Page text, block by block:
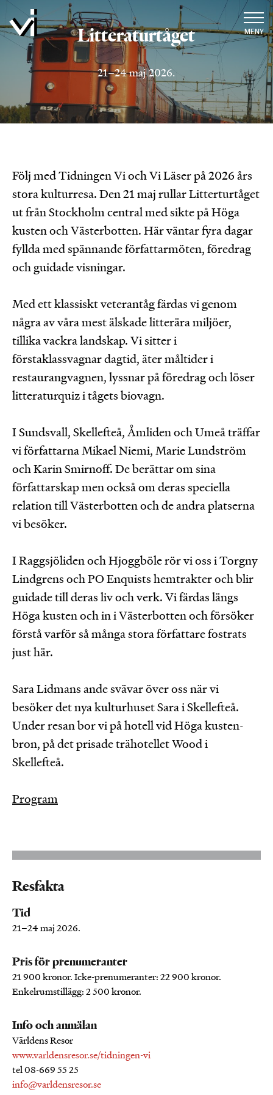
MENY
Litteraturtåget
21–24 maj 2026.
Följ med Tidningen Vi och Vi Läser på 2026 års
stora kulturresa. Den 21 maj rullar Litterturtåget
ut från Stockholm central med sikte på Höga
kusten och Västerbotten. Här väntar fyra dagar
fyllda med spännande författarmöten, föredrag
och guidade visningar.
Med ett klassiskt veterantåg färdas vi genom
några av våra mest älskade litterära miljöer,
tillika vackra landskap. Vi sitter i
förstaklassvagnar dagtid, äter måltider i
restaurangvagnen, lyssnar på föredrag och löser
litteraturquiz i tågets biovagn.
I Sundsvall, Skellefteå, Åmliden och Umeå träffar
vi författarna Mikael Niemi, Marie Lundström
och Karin Smirnoff. De berättar om sina
författarskap men också om deras speciella
relation till Västerbotten och de andra platserna
vi besöker.
I Raggsjöliden och Hjoggböle rör vi oss i Torgny
Lindgrens och PO Enquists hemtrakter och blir
guidade till deras liv och verk. Vi färdas längs
Höga kusten och in i Västerbotten och försöker
förstå varför så många stora författare fostrats
just här.
Sara Lidmans ande svävar över oss när vi
besöker det nya kulturhuset Sara i Skellefteå.
Under resan bor vi på hotell vid Höga kusten-
bron, på det prisade trähotellet Wood i
Skellefteå.
Program
Resfakta
Tid
21–24 maj 2026.
Pris för prenumeranter
21 900 kronor. Icke-prenumeranter: 22 900 kronor.
Enkelrumstillägg: 2 500 kronor.
Info och anmälan
Världens Resor
www.varldensresor.se/tidningen-vi
tel 08-669 55 25
info@varldensresor.se